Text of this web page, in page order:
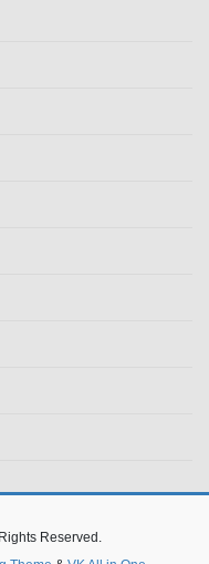
Reserved.